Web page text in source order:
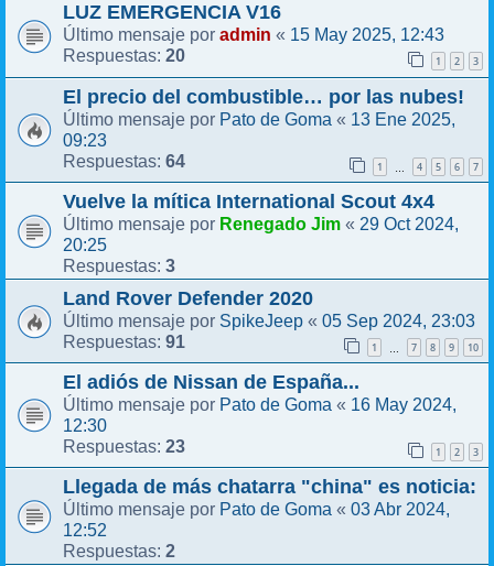
LUZ EMERGENCIA V16
Último mensaje por admin « 15 May 2025, 12:43
Respuestas: 20 1 2 3
El precio del combustible… por las nubes!
Último mensaje por Pato de Goma « 13 Ene 2025,
09:23
Respuestas: 64 1 4 5 6 7
Vuelve la mítica International Scout 4x4
Último mensaje por Renegado Jim « 29 Oct 2024,
20:25
Respuestas: 3
Land Rover Defender 2020
Último mensaje por SpikeJeep « 05 Sep 2024, 23:03
Respuestas: 91 1 … 7 8 9 10
El adiós de Nissan de España...
Último mensaje por Pato de Goma « 16 May 2024,
12:30
Respuestas: 23 1 2 3
Llegada de más chatarra "china" es noticia:
Último mensaje por Pato de Goma « 03 Abr 2024,
12:52
Respuestas: 2